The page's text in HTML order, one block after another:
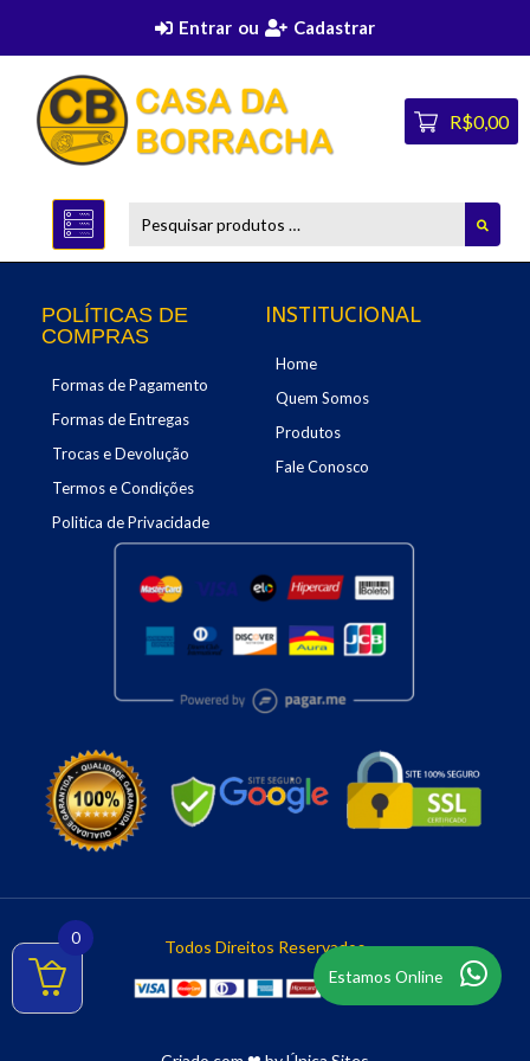
Entrar ou Cadastrar
R$0,00
POLÍTICAS DE
COMPRAS
Formas de Pagamento
Formas de Entregas
Trocas e Devolução
Termos e Condições
Politica de Privacidade
INSTITUCIONAL
Home
Quem Somos
Produtos
Fale Conosco
Todos Direitos Reservados
Estamos Online
0